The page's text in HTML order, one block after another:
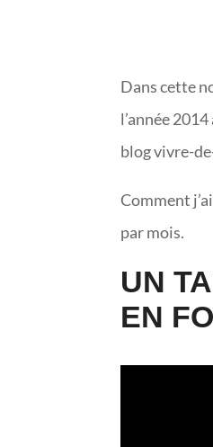
Dans cette
l’année
blog vivre-
Comment
par mois.
UN
EN